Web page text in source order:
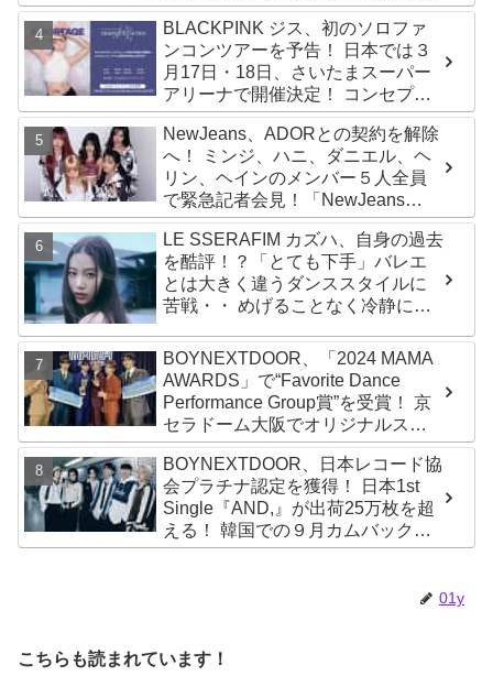
ールズグループ！ デビュー曲
「Magnetic」がいきなりの大ヒッ
ト
BLACKPINK ジス、初のソロファ
ンコンツアーを予告！ 日本では３
月17日・18日、さいたまスーパー
アリーナで開催決定！ コンセプト
は“愛のカケラ”！？ 14日には新ア
ルバム『AMORTAGE』もリリース
NewJeans、ADORとの契約を解除
へ！ ミンジ、ハニ、ダニエル、ヘ
リン、ヘインのメンバー５人全員
で緊急記者会見！「NewJeans
never dies!」と微笑みの宣言！
ADOR側、2029年まで契約有効と
主張
LE SSERAFIM カズハ、自身の過去
を酷評！？「とても下手」バレエ
とは大きく違うダンススタイルに
苦戦・・ めげることなく冷静に努
BOYNEXTDOOR、「2024 MAMA
AWARDS」で“Favorite Dance
Performance Group賞”を受賞！ 京
セラドーム大阪でオリジナルステ
ージパフォーマンス披露！ 卒業パ
ーティーをコンセプトにスーツで
魅了【動画あり】
BOYNEXTDOOR、日本レコード協
会プラチナ認定を獲得！ 日本1st
Single『AND,』が出荷25万枚を超
える！ 韓国での９月カムバックも
決定
01y
こちらも読まれています！